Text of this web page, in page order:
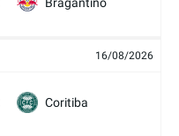
Bragantino
16/08/2026
Coritiba